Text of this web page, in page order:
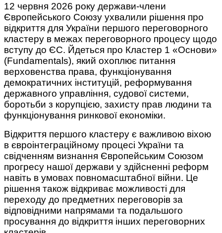
12 червня 2026 року держави-члени
Європейського Союзу ухвалили рішення про
відкриття для України першого переговорного
кластеру в межах переговорного процесу щодо
вступу до ЄС. Йдеться про Кластер 1 «Основи»
(Fundamentals), який охоплює питання
верховенства права, функціонування
демократичних інституцій, реформування
державного управління, судової системи,
боротьби з корупцією, захисту прав людини та
функціонування ринкової економіки.
Відкриття першого кластеру є важливою віхою
в євроінтеграційному процесі України та
свідченням визнання Європейським Союзом
прогресу нашої держави у здійсненні реформ
навіть в умовах повномасштабної війни. Це
рішення також відкриває можливості для
переходу до предметних переговорів за
відповідними напрямами та подальшого
просування до відкриття інших переговорних